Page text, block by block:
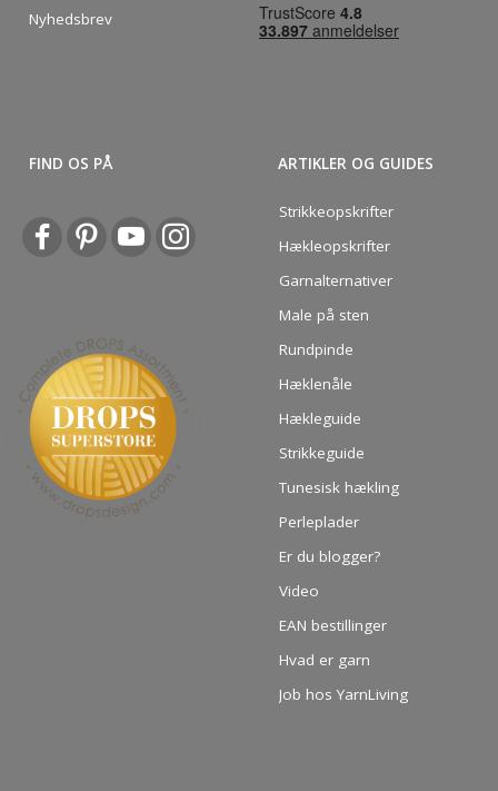
Nyhedsbrev
FIND OS PÅ ARTIKLER OG GUIDES
Strikkeopskrifter
Hækleopskrifter
Garnalternativer
Male på sten
Rundpinde
Hæklenåle
Hækleguide
Strikkeguide
Tunesisk hækling
Perleplader
Er du blogger?
Video
EAN bestillinger
Hvad er garn
Job hos YarnLiving